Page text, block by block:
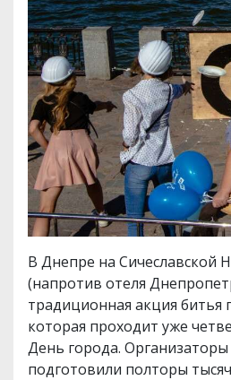
В Днепре на Сичеславской
(напротив отеля
традиционная акция битья
которая проходит уже
День города. Организаторы
подготовили полторы